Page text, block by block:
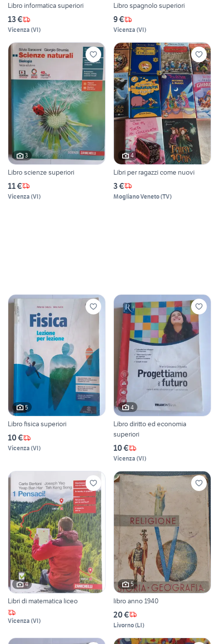
Libro informatica superiori
13 €
Vicenza (VI)
Libro spagnolo superiori
9 €
Vicenza (VI)
3
Libro scienze superiori
11 €
Vicenza (VI)
4
Libri per ragazzi come nuovi
3 €
Mogliano Veneto(TV)
5
Libro fisica superiori
10 €
Vicenza (VI)
4
Libro diritto ed economia
superiori
10 €
Vicenza (VI)
4
Libri di matematica liceo
Vicenza (VI)
5
libro anno 1940
20 €
Livorno(LI)